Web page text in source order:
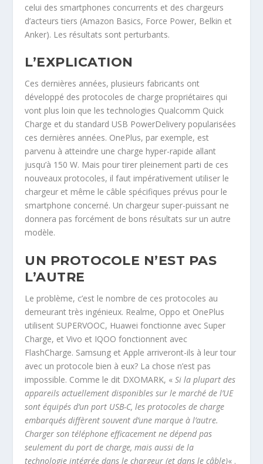
celui des smartphones concurrents et des chargeurs
d’acteurs tiers (Amazon Basics, Force Power, Belkin et
Anker). Les résultats sont perturbants.
L’EXPLICATION
Ces dernières années, plusieurs fabricants ont
développé des protocoles de charge propriétaires qui
vont plus loin que les technologies Qualcomm Quick
Charge et du standard USB PowerDelivery popularisées
ces dernières années. OnePlus, par exemple, est
parvenu à atteindre une charge hyper-rapide allant
jusqu’à 150 W. Mais pour tirer pleinement parti de ces
nouveaux protocoles, il faut impérativement utiliser le
chargeur et même le câble spécifiques prévus pour le
smartphone concerné. Un chargeur super-puissant ne
donnera pas forcément de bons résultats sur un autre
modèle.
UN PROTOCOLE N’EST PAS
L’AUTRE
Le problème, c’est le nombre de ces protocoles au
demeurant très ingénieux. Realme, Oppo et OnePlus
utilisent SUPERVOOC, Huawei fonctionne avec Super
Charge, et Vivo et IQOO fonctionnent avec
FlashCharge. Samsung et Apple arriveront-ils à leur tour
avec un protocole bien à eux? La chose n’est pas
impossible. Comme le dit DXOMARK, «Si la plupart des
appareils actuellement disponibles sur le marché de l’UE
sont équipés d’un port USB-C, les protocoles de charge
embarqués diffèrent souvent d’une marque à l’autre.
Charger son téléphone efficacement ne dépend pas
seulement du port de charge, mais aussi de la
technologie intégrée dans le chargeur (et dans le câble)« .